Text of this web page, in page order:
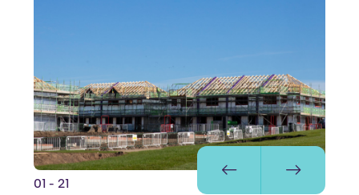
01 - 21